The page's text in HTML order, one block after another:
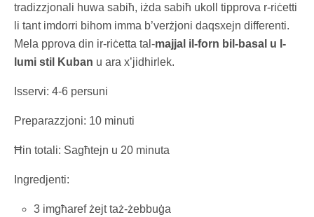
tradizzjonali huwa sabiħ, iżda sabiħ ukoll tipprova r-riċetti
li tant imdorri bihom imma b’verżjoni daqsxejn differenti.
Mela pprova din ir-riċetta tal-majjal il-forn bil-basal u l-
lumi stil Kuban u ara x’jidhirlek.
Isservi: 4-6 persuni
Preparazzjoni: 10 minuti
Ħin totali: Sagħtejn u 20 minuta
Ingredjenti:
3 imgħaref żejt taż-żebbuġa